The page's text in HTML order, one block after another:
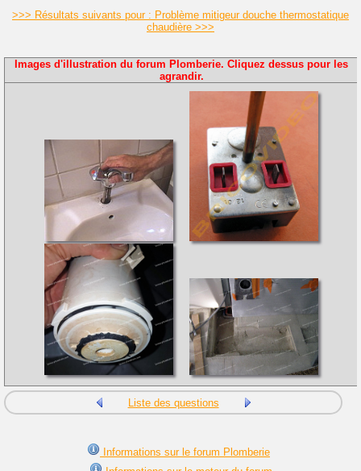
>>> Résultats suivants pour : Problème mitigeur douche thermostatique
chaudière >>>
Images d'illustration du forum Plomberie. Cliquez dessus pour les
agrandir.
Liste des questions
Informations sur le forum Plomberie